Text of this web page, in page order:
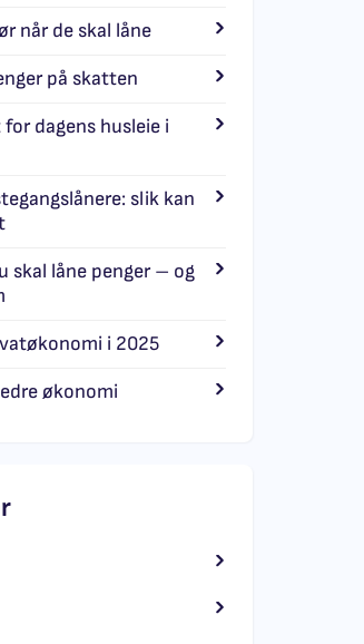
når de skal låne
på skatten
dagens husleie i
slik kan
skal låne penger – og
i 2025
økonomi